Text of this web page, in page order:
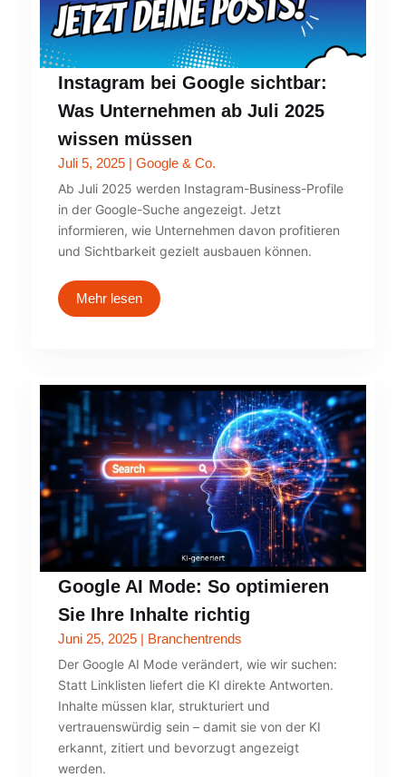
Instagram bei Google sichtbar:
Was Unternehmen ab Juli 2025
wissen müssen
Juli 5, 2025| Google & Co.
Ab Juli 2025 werden Instagram-Business-Profile
in der Google-Suche angezeigt. Jetzt
informieren, wie Unternehmen davon profitieren
und Sichtbarkeit gezielt ausbauen können.
Mehr lesen
Google AI Mode: So optimieren
Sie Ihre Inhalte richtig
Juni 25, 2025| Branchentrends
Der Google AI Mode verändert, wie wir suchen:
Statt Linklisten liefert die KI direkte Antworten.
Inhalte müssen klar, strukturiert und
vertrauenswürdig sein – damit sie von der KI
erkannt, zitiert und bevorzugt angezeigt
werden.